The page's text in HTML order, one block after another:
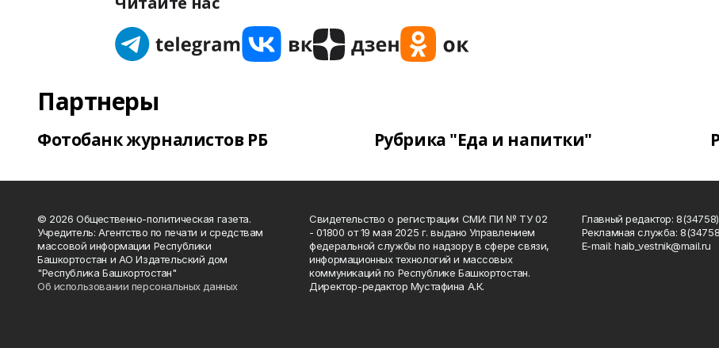
Партнеры
Фотобанк журналистов РБ Рубрика "Еда и напитки"
© 2026 Общественно-политическая газета.
Учредитель: Агентство по печати и средствам
массовой информации Республики
Башкортостан и АО Издательский дом
"Республика Башкортостан"
Об использовании персональных данных
Свидетельство о регистрации СМИ: ПИ № ТУ 02
- 01800 от 19 мая 2025 г. выдано Управлением
федеральной службы по надзору в сфере связи,
информационных технологий и массовых
коммуникаций по Республике Башкортостан.
Директор-редактор Мустафина А.К.
Главный редактор:
Рекламная служба:
Е-mаil: haib_vestnik@mail.ru